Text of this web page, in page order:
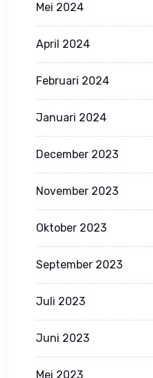
Mei 2024
April 2024
Februari 2024
Januari 2024
December 2023
November 2023
Oktober 2023
September 2023
Juli 2023
Juni 2023
Mei 2023